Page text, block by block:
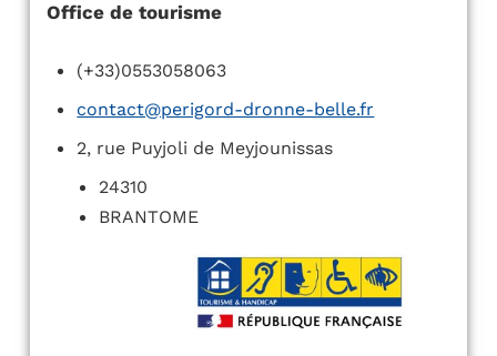
Office de tourisme
(+33)0553058063
contact@perigord-dronne-belle.fr
2, rue Puyjoli de Meyjounissas
24310
BRANTOME